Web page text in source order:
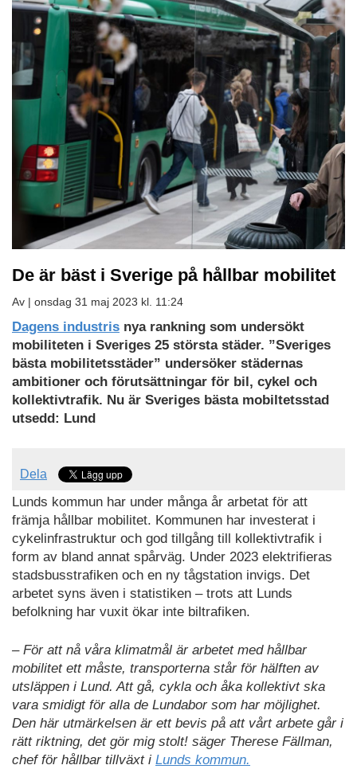
De är bäst i Sverige på hållbar mobilitet
Av | onsdag 31 maj 2023 kl. 11:24
Ladda
ned
som
PDF
Dagens industris nya rankning som undersökt
mobiliteten i Sveriges 25 största städer. ”Sveriges
bästa mobilitetsstäder” undersöker städernas
ambitioner och förutsättningar för bil, cykel och
kollektivtrafik. Nu är Sveriges bästa mobiltetsstad
utsedd: Lund
Dela
Lunds kommun har under många år arbetat för att
främja hållbar mobilitet. Kommunen har investerat i
cykelinfrastruktur och god tillgång till kollektivtrafik i
form av bland annat spårväg. Under 2023 elektrifieras
stadsbusstrafiken och en ny tågstation invigs. Det
arbetet syns även i statistiken – trots att Lunds
befolkning har vuxit ökar inte biltrafiken.
– För att nå våra klimatmål är arbetet med hållbar
mobilitet ett måste, transporterna står för hälften av
utsläppen i Lund. Att gå, cykla och åka kollektivt ska
vara smidigt för alla de Lundabor som har möjlighet.
Den här utmärkelsen är ett bevis på att vårt arbete går i
rätt riktning, det gör mig stolt! säger Therese Fällman,
chef för hållbar tillväxt i Lunds kommun.